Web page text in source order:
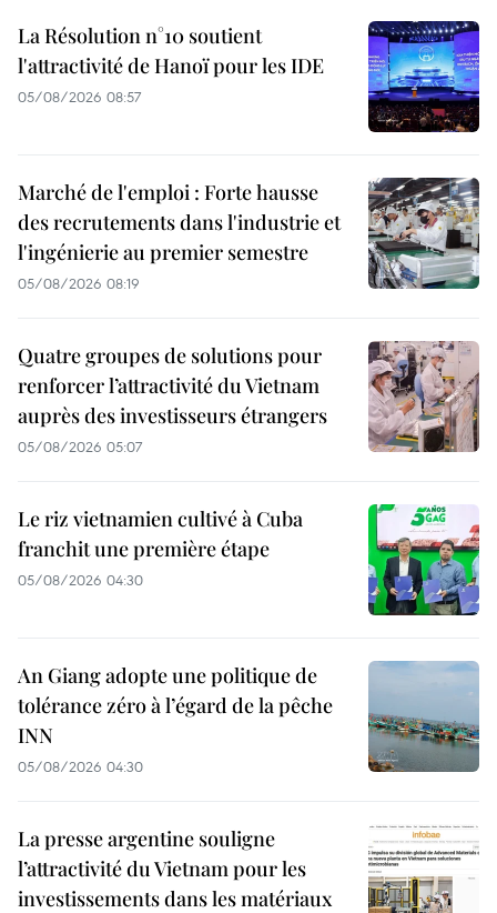
La Résolution n°10 soutient
l'attractivité de Hanoï pour les IDE
05/08/2026 08:57
Marché de l'emploi : Forte hausse
des recrutements dans l'industrie et
l'ingénierie au premier semestre
05/08/2026 08:19
Quatre groupes de solutions pour
renforcer l’attractivité du Vietnam
auprès des investisseurs étrangers
05/08/2026 05:07
Le riz vietnamien cultivé à Cuba
franchit une première étape
05/08/2026 04:30
An Giang adopte une politique de
tolérance zéro à l’égard de la pêche
INN
05/08/2026 04:30
La presse argentine souligne
l’attractivité du Vietnam pour les
investissements dans les matériaux